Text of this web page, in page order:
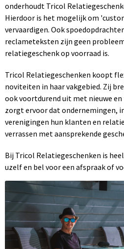
onderhoudt Tricol
Hierdoor is het mogelijk om
vervaardigen. Ook
reclameteksten zijn geen
relatiegeschenk op voorraad is.
Tricol Relatiegeschenken koopt
noviteiten in haar vakgebied. Zij
ook voortdurend uit met nieuwe
zorgt ervoor dat ondernemingen,
verenigingen hun klanten en
verrassen met aansprekende
Bij Tricol Relatiegeschenken is
uzelf en bel voor een afspraak of